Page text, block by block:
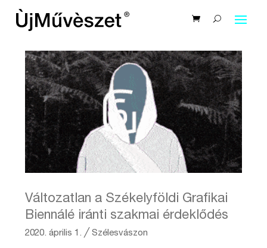
Változatlan a Székelyföldi Grafikai
Biennálé iránti szakmai érdeklődés
2020. április 1. ╱Szélesvászon